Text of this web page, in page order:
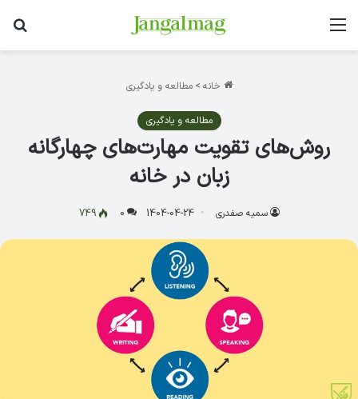
منو
خانه > مطالعه و یادگیری
مطالعه و یادگیری
روش‌های تقویت مهارت‌های چهارگانه
زبان در خانه
سمیه صفدری 1404-04-24
0
749